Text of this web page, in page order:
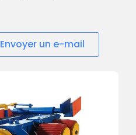
Envoyer un e-mail